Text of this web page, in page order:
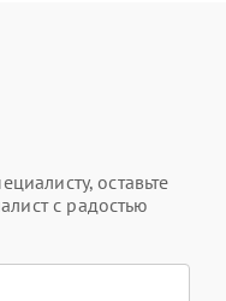
оставьте
с радостью